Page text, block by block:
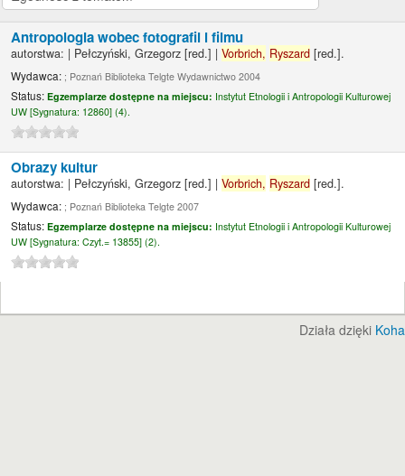
Antropologia wobec fotografii i filmu
autorstwa: | Pełczyński, Grzegorz [red.] |Vorbrich, Ryszard [red.].
Wydawca: ; Poznań Biblioteka Telgte Wydawnictwo 2004
Status:Egzemplarze dostępne na miejscu: Instytut Etnologii i Antropologii Kulturowej
UW [Sygnatura: 12860] (4).
Obrazy kultur
autorstwa: | Pełczyński, Grzegorz [red.] |Vorbrich, Ryszard [red.].
Wydawca: ; Poznań Biblioteka Telgte 2007
Status:Egzemplarze dostępne na miejscu: Instytut Etnologii i Antropologii Kulturowej
UW [Sygnatura:Czyt.= 13855] (2).
Działa dzięki Koha